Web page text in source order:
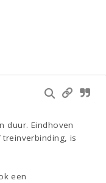
duur. Eindhoven
is
een